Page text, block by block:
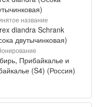
название
diandra Schrank
двутычинковая)
Прибайкалье и
(S4) (Россия)